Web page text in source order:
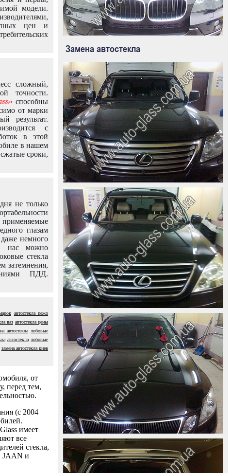
модели.
цен и
сложный,
точности.
способны
от марки
результат.
с
в этой
в нашем
сроки,
не только
глазам
немного
нас можно
стекла
затемнения,
ПДД.
автостекла пежо
ваз автостекла цены
автостекла лобовые
автостекла лобовые
замена автостекла киев
от
перед тем,
(с 2004
имеет
все
стекла,
JAAN и
Замена автостекла